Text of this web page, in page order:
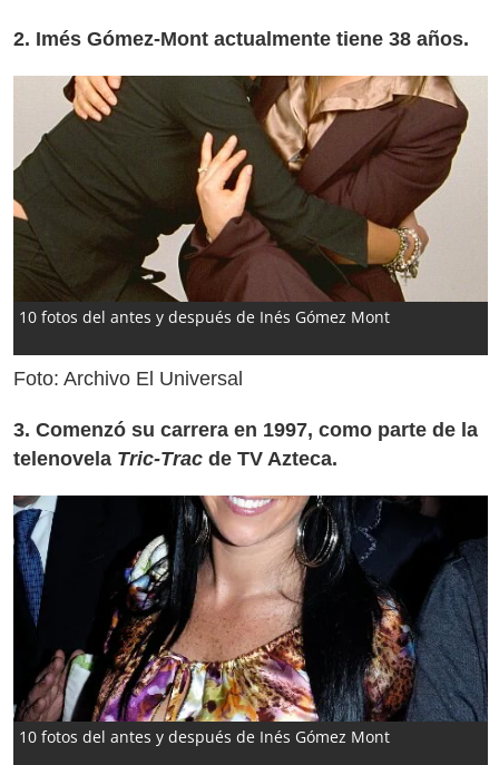
2. Imés Gómez-Mont actualmente tiene 38 años.
10 fotos del antes y después de Inés Gómez Mont
Foto: Archivo El Universal
3. Comenzó su carrera en 1997, como parte de la
telenovela Tric-Trac de TV Azteca.
10 fotos del antes y después de Inés Gómez Mont